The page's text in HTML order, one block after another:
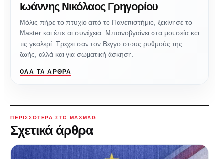
Ιωάννης Νικόλαος Γρηγορίου
Μόλις πήρε το πτυχίο από το Πανεπιστήμιο, ξεκίνησε το
Master και έπεται συνέχεια. Μπαινοβγαίνει στα μουσεία και
τις γκαλερί. Τρέχει σαν τον Βέγγο στους ρυθμούς της
ζωής, αλλά και για σωματική άσκηση.
ΌΛΑ ΤΑ ΆΡΘΡΑ
ΠΕΡΙΣΣΌΤΕΡΑ ΣΤΟ MAXMAG
Σχετικά άρθρα